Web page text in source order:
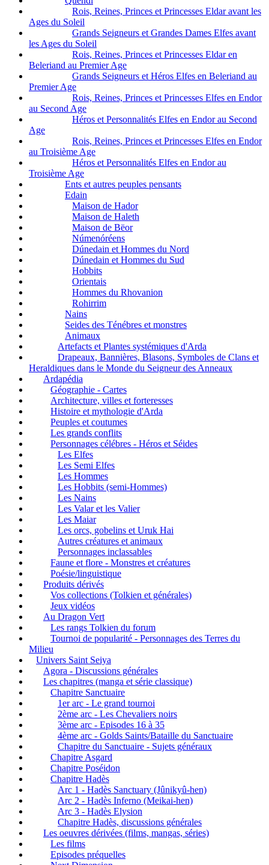
Rois, Reines, Princes et Princesses Eldar avant les
Ages du Soleil
Grands Seigneurs et Grandes Dames Elfes avant
les Ages du Soleil
Rois, Reines, Princes et Princesses Eldar en
Beleriand au Premier Age
Grands Seigneurs et Héros Elfes en Beleriand au
Premier Age
Rois, Reines, Princes et Princesses Elfes en Endor
au Second Age
Héros et Personnalités Elfes en Endor au Second
Age
Rois, Reines, Princes et Princesses Elfes en Endor
au Troisième Age
Héros et Personnalités Elfes en Endor au
Troisième Age
Ents et autres peuples pensants
Edain
Maison de Hador
Maison de Haleth
Maison de Bëor
Númenóréens
Dúnedain et Hommes du Nord
Dúnedain et Hommes du Sud
Hobbits
Orientais
Hommes du Rhovanion
Rohirrim
Nains
Seides des Ténébres et monstres
Animaux
Artefacts et Plantes systémiques d'Arda
Drapeaux, Bannières, Blasons, Symboles de Clans et
Heraldiques dans le Monde du Seigneur des Anneaux
Ardapédia
Géographie - Cartes
Architecture, villes et forteresses
Histoire et mythologie d'Arda
Peuples et coutumes
Les grands conflits
Personnages célébres - Héros et Séides
Les Elfes
Les Semi Elfes
Les Hommes
Les Hobbits (semi-Hommes)
Les Nains
Les Valar et les Valier
Les Maiar
Les orcs, gobelins et Uruk Hai
Autres créatures et animaux
Personnages inclassables
Faune et flore - Monstres et créatures
Poésie/linguistique
Produits dérivés
Vos collections (Tolkien et générales)
Jeux vidéos
Au Dragon Vert
Les rangs Tolkien du forum
Tournoi de popularité - Personnages des Terres du
Milieu
Univers Saint Seiya
Agora - Discussions générales
Les chapitres (manga et série classique)
Chapitre Sanctuaire
1er arc - Le grand tournoi
2ème arc - Les Chevaliers noirs
3ème arc - Episodes 16 à 35
4ème arc - Golds Saints/Bataille du Sanctuaire
Chapitre du Sanctuaire - Sujets généraux
Chapitre Asgard
Chapitre Poséidon
Chapitre Hadès
Arc 1 - Hadès Sanctuary (Jûnikyû-hen)
Arc 2 - Hadès Inferno (Meikai-hen)
Arc 3 - Hadès Elysion
Chapitre Hadès, discussions générales
Les oeuvres dérivées (films, mangas, séries)
Les films
Episodes préquelles